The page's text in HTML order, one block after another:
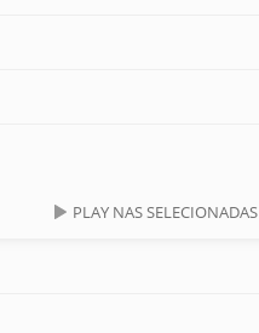
PLAY NAS SELECIONADAS